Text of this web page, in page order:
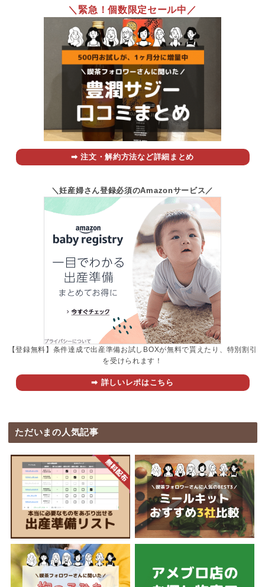
＼緊急！個数限定セール中／
➡︎ 注文・解約方法など詳細まとめ
＼妊産婦さん登録必須のAmazonサービス／
【登録無料】条件達成で出産準備お試しBOXが無料で貰えたり、特別割引
を受けられます！
➡︎ 詳しいレポはこちら
ただいまの人気記事